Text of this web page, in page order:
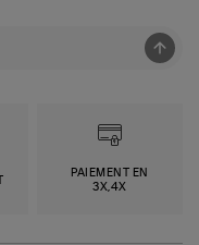
PAIEMENT EN
3X,4X